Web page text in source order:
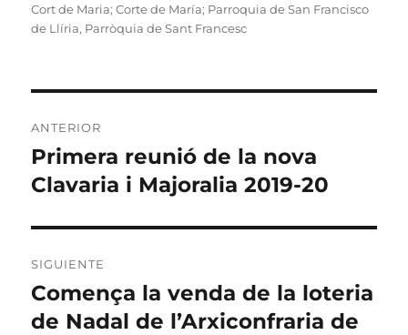
el
Cort de Maria; Corte de María; Parroquia de San Francisco
de Llíria, Parròquia de Sant Francesc
de
entradas
ANTERIOR
Entrada
anterior:
Primera reunió de la nova
Clavaria i Majoralia 2019-20
SIGUIENTE
Entrada
siguiente:
Comença la venda de la loteria
de Nadal de l’Arxiconfraria de